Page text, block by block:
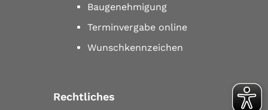
Baugenehmigung
Terminvergabe online
Wunschkennzeichen
Rechtliches